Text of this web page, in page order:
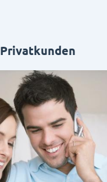
Privatkunden